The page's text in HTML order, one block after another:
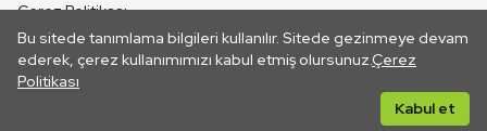
Bu sitede tanımlama bilgileri kullanılır. Sitede gezinmeye devam
ederek, çerez kullanımımızı kabul etmiş olursunuz.Çerez
Politikası
Kabul et
CANLI YAYINLAR
Çerez Politikası
İletişim
Her hakkı saklıdır. ©2026 TRT. Bağlantı yoluyla gidilen dış